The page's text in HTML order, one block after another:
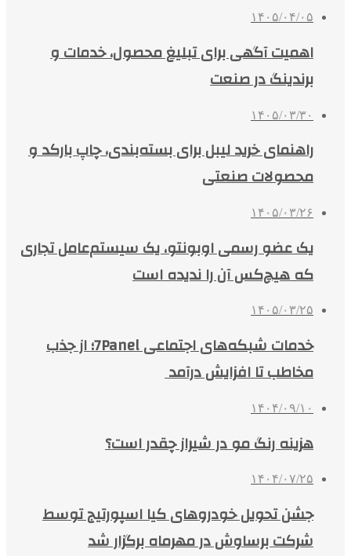
۱۴۰۵/۰۴/۰۵
اهمیت آگهی برای تبلیغ محصول، خدمات و
برندینگ در صنعت
۱۴۰۵/۰۳/۳۰
راهنمای خرید لیبل برای بسته‌بندی، چاپ بارکد و
محصولات صنعتی
۱۴۰۵/۰۳/۲۶
یک عضو رسمی اوبونتو، یک سیستم‌عامل تجاری
که هیچ‌کس آن را ندیده است
۱۴۰۵/۰۳/۲۵
خدمات شبکه‌های اجتماعی 7Panel؛ از جذب
مخاطب تا افزایش درآمد
۱۴۰۴/۰۹/۱۰
هزینه رنگ مو در شیراز چقدر است؟
۱۴۰۴/۰۷/۲۵
جشن تحویل خودروهای کیا اسپورتیج توسط
شرکت برساوش در مهرماه برگزار شد